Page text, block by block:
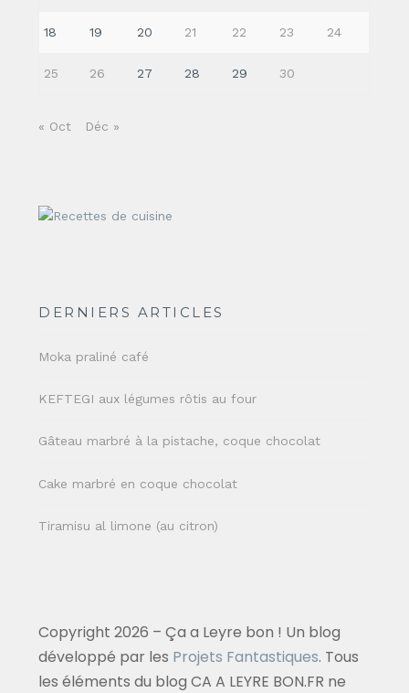
18 19 20 21 22 23 24
25 26 27 28 29 30
« Oct Déc »
DERNIERS ARTICLES
Moka praliné café
KEFTEGI aux légumes rôtis au four
Gâteau marbré à la pistache, coque chocolat
Cake marbré en coque chocolat
Tiramisu al limone (au citron)
Copyright 2026 – Ça a Leyre bon ! Un blog
développé par les Projets Fantastiques. Tous
les éléments du blog CA A LEYRE BON.FR ne